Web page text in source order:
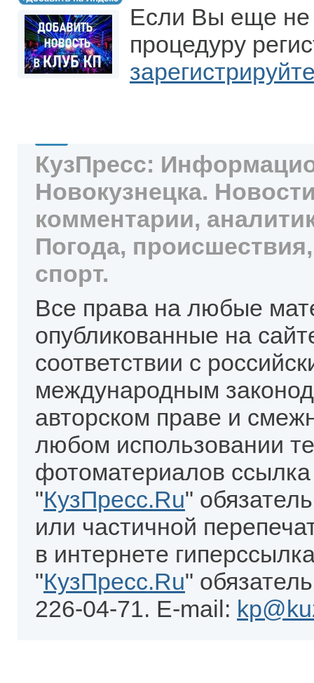
Если Вы еще не
процедуру
КузПресс:
Новокузнецка.
комментарии,
Погода,
спорт.
Все права на любые
опубликованные на
соответствии с
международным
авторском праве и
любом использовании
фотоматериалов
"КузПресс.Ru"
или частичной
в интернете
"КузПресс.Ru"
226-04-71. E-mail: